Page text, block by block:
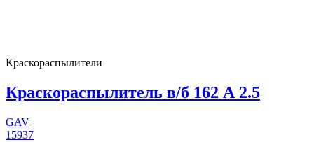
Краскораспылители
Краскораспылитель в/б 162 А 2.5
GAV
15937